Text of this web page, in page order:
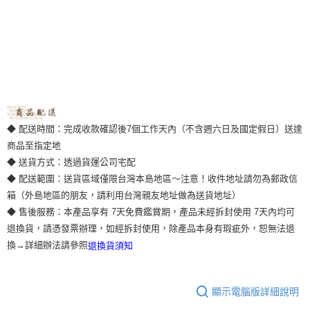
◆ 配送時間：完成收款確認後7個工作天內（不含週六日及國定假日）送達
商品至指定地
◆ 送貨方式：透過貨運公司宅配
◆ 配送範圍：送貨區域僅限台灣本島地區～注意！收件地址請勿為郵政信
箱（外島地區的朋友，請利用台灣親友地址做為送貨地址）
◆ 售後服務：本產品享有 7天免費鑑賞期，產品未經拆封使用 7天內均可
退換貨，請憑發票辦理，如經拆封使用，除產品本身有瑕疵外，恕無法退
換→詳細辦法請參照退換貨須知
顯示電腦版詳細說明